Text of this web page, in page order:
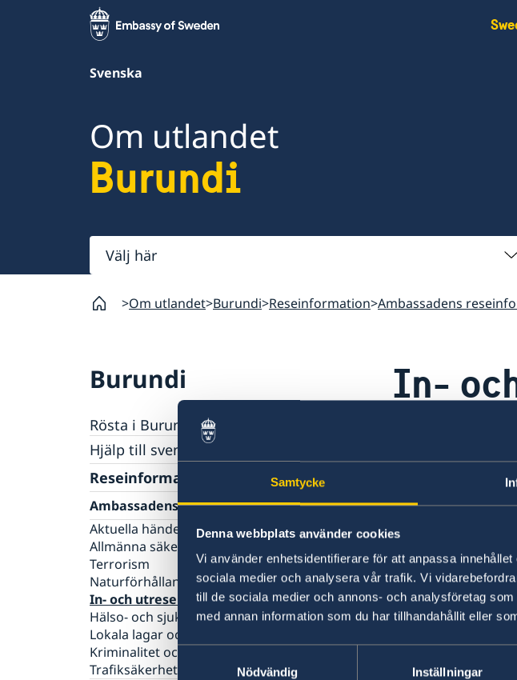
Samtycke
Denna webbplats använder cookies
Vi använder enhetsidentifierare för att anpassa
sociala medier och analysera vår trafik. Vi
till de sociala medier och annons- och analysföretag
med annan information som du har tillhandahållit eller
Nödvändig
Inställningar
Svenska
Om utlandet
Burundi
Välj
här
Om utlandet Burundi Reseinformation Ambassadens
Burundi
Rösta i Burundi
Hjälp till svenskar i Burundi
Rösta i Burundi
Pass utomlands
Akut hjälp
Hjälp kring medborgarskap
Reseinformation
Ambassadens reseinformation
Aktuella händelser
Allmänna säkerhetsläget
Terrorism
Naturförhållanden och katastrofer
In- och utresebestämmelser
Hälso- och sjukvård
Lokala lagar och sedvänjor
Kriminalitet och personlig säkerhet
Trafiksäkerhet
In-
Gränskontroll
kontroll över. För
Senast uppdaterad